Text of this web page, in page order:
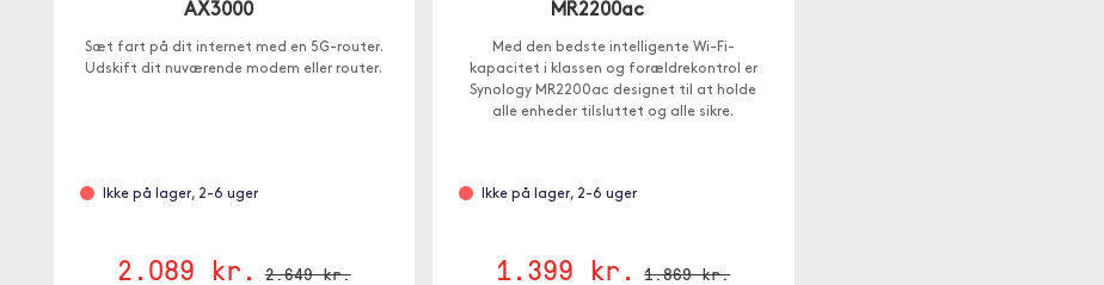
AX3000
Sæt fart på dit internet med en 5G-router.
Udskift dit nuværende modem eller router.
Ikke på lager, 2-6 uger
2.089 kr. 2.649 kr.
MR2200ac
Med den bedste intelligente Wi-Fi-
kapacitet i klassen og forældrekontrol er
Synology MR2200ac designet til at holde
alle enheder tilsluttet og alle sikre.
Ikke på lager, 2-6 uger
1.399 kr. 1.869 kr.